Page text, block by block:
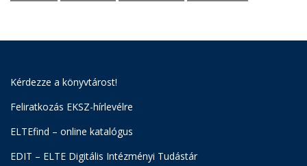
Kérdezze a könyvtárost!
Feliratkozás EKSZ-hírlevélre
ELTEfind – online katalógus
EDIT – ELTE Digitális Intézményi Tudástár